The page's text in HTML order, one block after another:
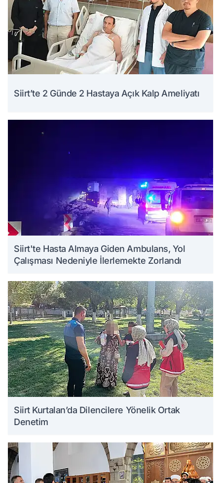
Siirt’te 2 Günde 2 Hastaya Açık Kalp Ameliyatı
Siirt'te Hasta Almaya Giden Ambulans, Yol
Çalışması Nedeniyle İlerlemekte Zorlandı
Siirt Kurtalan’da Dilencilere Yönelik Ortak
Denetim